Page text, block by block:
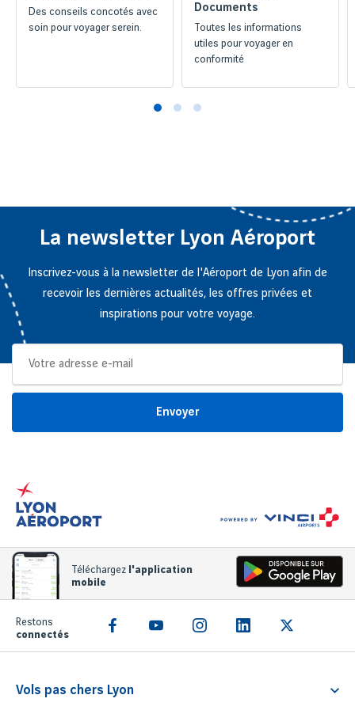
Des conseils concotés avec
soin pour voyager serein.
Documents
Toutes les informations
utiles pour voyager en
conformité
La newsletter Lyon Aéroport
Inscrivez-vous à la newsletter de l'Aéroport de Lyon afin de
recevoir les dernières actualités, les offres privées et
inspirations pour votre voyage.
Envoyer
Téléchargez l'application
mobile
Restons
connectés
Vols pas chers Lyon